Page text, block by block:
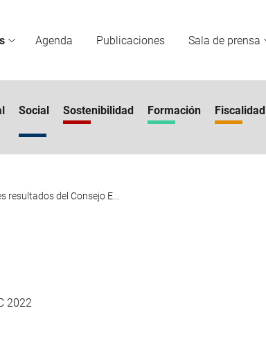
Agenda Publicaciones Sala de prensa
Social Sostenibilidad Formación Fiscalidad
resultados del Consejo E...
2022